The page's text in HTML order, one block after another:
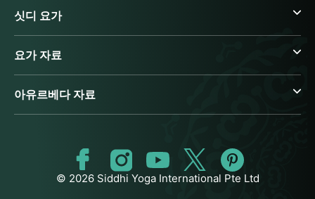
싯디 요가
요가 자료
아유르베다 자료
© 2026 Siddhi Yoga International Pte Ltd